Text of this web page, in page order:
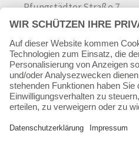
Pfungstädter Straße 7
64342 Seeheim-Jugenheim
Tel.06257 868181
Mail:info@skateshop.de
Warenkorb
Mein Konto